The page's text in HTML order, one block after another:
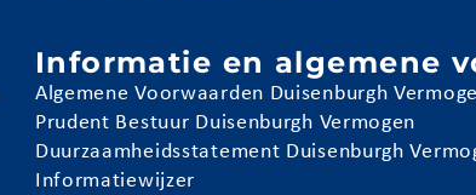
Informatie en algemene
Algemene Voorwaarden Duisenburgh
Prudent Bestuur Duisenburgh Vermogen
Duurzaamheidsstatement Duisenburgh
Informatiewijzer